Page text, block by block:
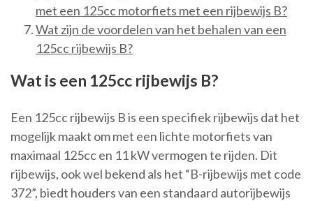
met een 125cc motorfiets met een rijbewijs B?
Wat zijn de voordelen van het behalen van een
125cc rijbewijs B?
Wat is een 125cc rijbewijs B?
Een 125cc rijbewijs B is een specifiek rijbewijs dat het
mogelijk maakt om met een lichte motorfiets van
maximaal 125cc en 11 kW vermogen te rijden. Dit
rijbewijs, ook wel bekend als het “B-rijbewijs met code
372”, biedt houders van een standaard autorijbewijs